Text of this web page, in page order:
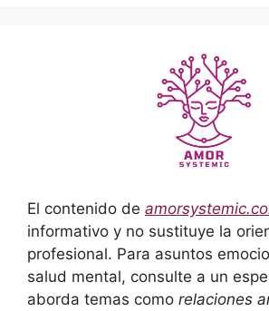
El contenido de
informativo y no sustituye la
profesional. Para asuntos
salud mental, consulte a un
aborda temas como relaciones